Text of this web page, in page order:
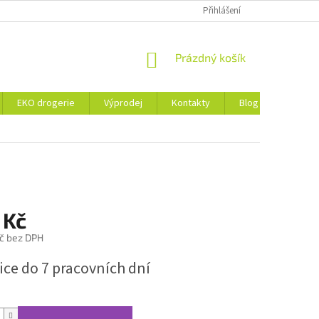
ZÁSADY OCHRANY OSOBNÍCH ÚDAJŮ A SOUBORY COOKIES
Přihlášení
NÁKUPNÍ
Prázdný košík
EKO drogerie Výprodej Kontakty Blog
bez DPH
do 7 pracovních dní